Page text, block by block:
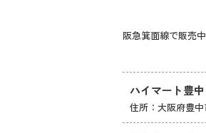
阪急箕面線で販売
ハイマート豊中
住所：大阪府豊